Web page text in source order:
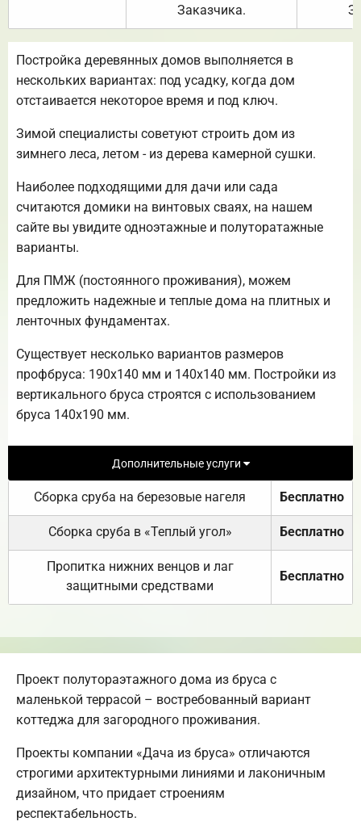
Заказчика.
Постройка деревянных домов выполняется в
нескольких вариантах: под усадку, когда дом
отстаивается некоторое время и под ключ.
Зимой специалисты советуют строить дом из
зимнего леса, летом - из дерева камерной сушки.
Наиболее подходящими для дачи или сада
считаются домики на винтовых сваях, на нашем
сайте вы увидите одноэтажные и полуторатажные
варианты.
Для ПМЖ (постоянного проживания), можем
предложить надежные и теплые дома на плитных и
ленточных фундаментах.
Существует несколько вариантов размеров
профбруса: 190х140 мм и 140х140 мм. Постройки из
вертикального бруса строятся с использованием
бруса 140х190 мм.
Дополнительные услуги
Сборка сруба на березовые нагеля Бесплатно
Сборка сруба в «Теплый угол» Бесплатно
Пропитка нижних венцов и лаг
защитными средствами
Бесплатно
Проект полутораэтажного дома из бруса с
маленькой террасой – востребованный вариант
коттеджа для загородного проживания.
Проекты компании «Дача из бруса» отличаются
строгими архитектурными линиями и лаконичным
дизайном, что придает строениям
респектабельность.